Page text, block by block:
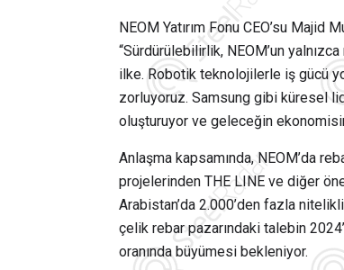
NEOM Yatırım Fonu CEO’su Majid
“Sürdürülebilirlik, NEOM’un
ilke. Robotik teknolojilerle iş gücü
zorluyoruz. Samsung gibi küresel
oluşturuyor ve geleceğin
Anlaşma kapsamında, NEOM’da
projelerinden THE LINE ve diğer
Arabistan’da 2.000’den fazla
çelik rebar pazarındaki talebin
oranında büyümesi bekleniyor.